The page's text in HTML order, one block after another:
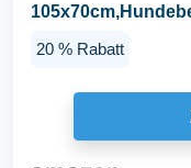
20 % Rabatt